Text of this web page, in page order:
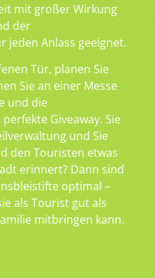
mit großer Wirkung
der
Anlass geeignet.
Tür, planen Sie
Sie an einer Messe
und die
Giveaway. Sie
und Sie
den Touristen etwas
erinnert? Dann sind
optimal –
als Tourist gut als
mitbringen kann.